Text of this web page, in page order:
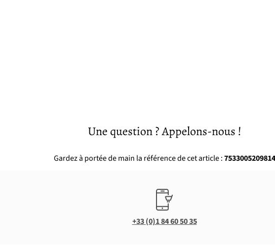
Une question ? Appelons-nous !
Gardez à portée de main la référence de cet article :7533005209814
+33 (0)1 84 60 50 35